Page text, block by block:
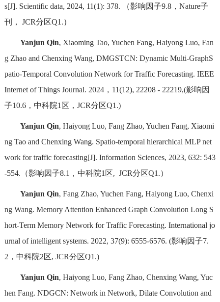
s[J]. Scientific data, 2024, 11(1): 378. （影响因子9.8，Nature子
刊， JCR分区Q1.）
Yanjun Qin, Xiaoming Tao, Yuchen Fang, Haiyong Luo, Fan
g Zhao and Chenxing Wang, DMGSTCN: Dynamic Multi-GraphS
patio-Temporal Convolution Network for Traffic Forecasting. IEEE
Internet of Things Journal. 2024，11(12), 22208 - 22219,(影响因
子10.6，中科院1区，JCR分区Q1.)
Yanjun Qin, Haiyong Luo, Fang Zhao, Yuchen Fang, Xiaomi
ng Tao and Chenxing Wang. Spatio-temporal hierarchical MLP net
work for traffic forecasting[J]. Information Sciences, 2023, 632: 543
-554.（影响因子8.1，中科院1区, JCR分区Q1.）
Yanjun Qin, Fang Zhao, Yuchen Fang, Haiyong Luo, Chenxi
ng Wang. Memory Attention Enhanced Graph Convolution Long S
hort-Term Memory Network for Traffic Forecasting. International jo
urnal of intelligent systems. 2022, 37(9): 6555-6576. (影响因子7.
2，中科院2区, JCR分区Q1.)
Yanjun Qin, Haiyong Luo, Fang Zhao, Chenxing Wang, Yuc
hen Fang. NDGCN: Network in Network, Dilate Convolution and